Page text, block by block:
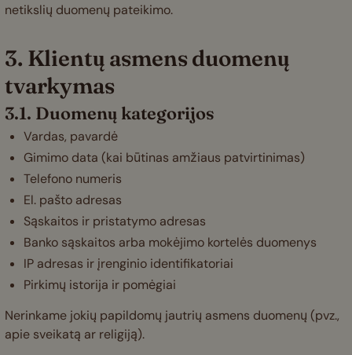
netikslių duomenų pateikimo.
3. Klientų asmens duomenų
tvarkymas
3.1. Duomenų kategorijos
Vardas, pavardė
Gimimo data (kai būtinas amžiaus patvirtinimas)
Telefono numeris
El. pašto adresas
Sąskaitos ir pristatymo adresas
Banko sąskaitos arba mokėjimo kortelės duomenys
IP adresas ir įrenginio identifikatoriai
Pirkimų istorija ir pomėgiai
Nerinkame jokių papildomų jautrių asmens duomenų (pvz.,
apie sveikatą ar religiją).